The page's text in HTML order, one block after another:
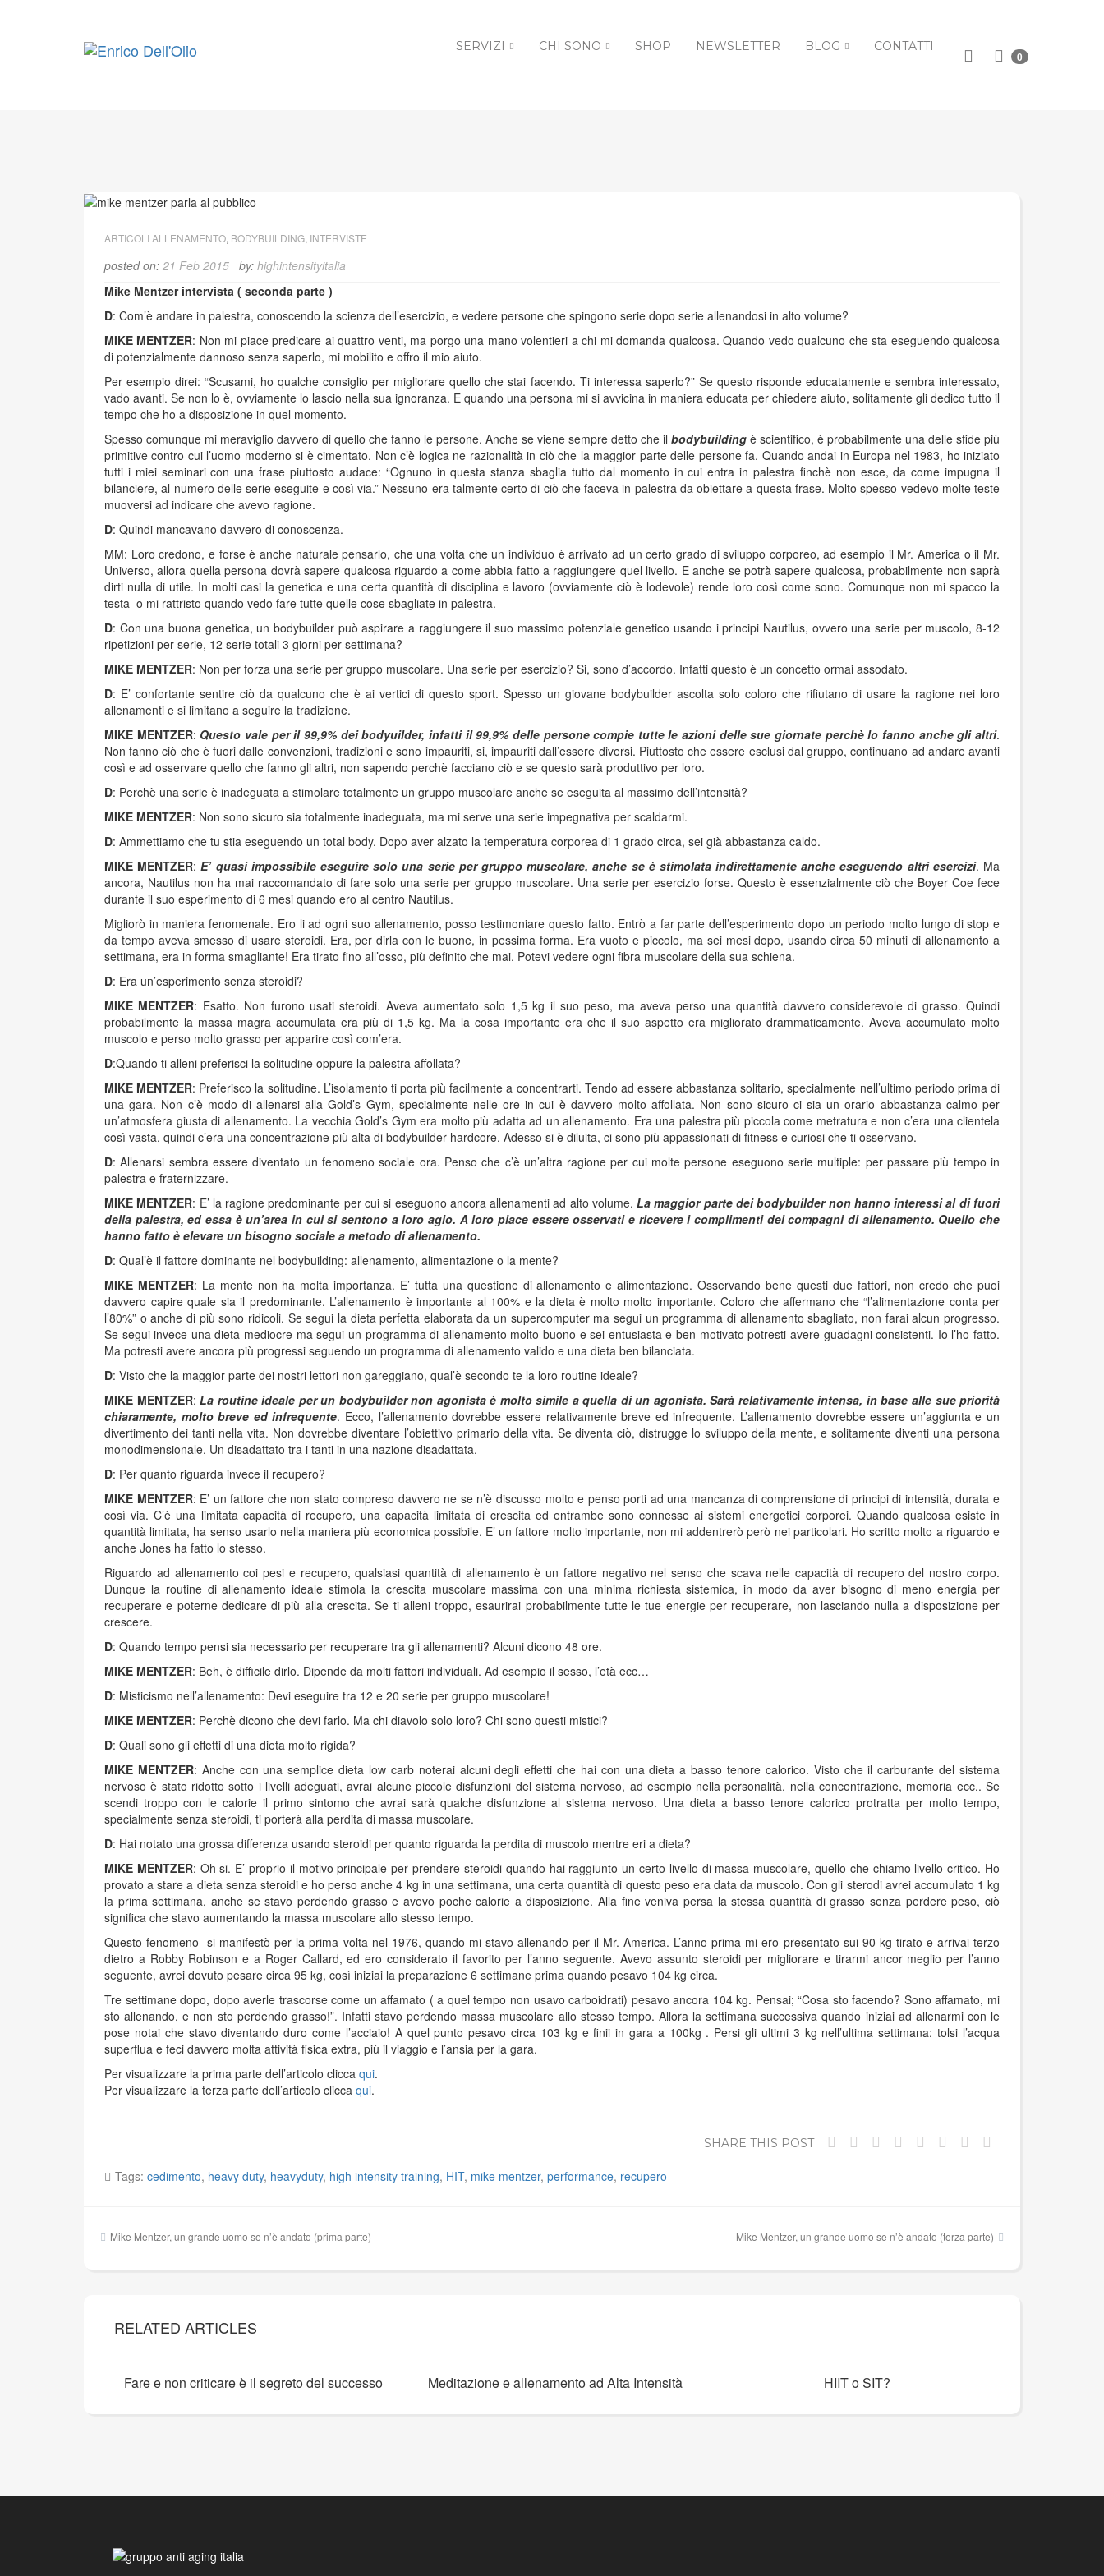
SERVIZI CHI SONO SHOP NEWSLETTER BLOG CONTATTI
0
ARTICOLI ALLENAMENTO, BODYBUILDING, INTERVISTE
posted on: 21 Feb 2015 by: highintensityitalia
Mike Mentzer intervista ( seconda parte )
D: Com’è andare in palestra, conoscendo la scienza dell’esercizio, e vedere persone che spingono serie dopo serie allenandosi in alto volume?
MIKE MENTZER: Non mi piace predicare ai quattro venti, ma porgo una mano volentieri a chi mi domanda qualcosa. Quando vedo qualcuno che sta eseguendo qualcosa
di potenzialmente dannoso senza saperlo, mi mobilito e offro il mio aiuto.
Per esempio direi: “Scusami, ho qualche consiglio per migliorare quello che stai facendo. Ti interessa saperlo?” Se questo risponde educatamente e sembra interessato,
vado avanti. Se non lo è, ovviamente lo lascio nella sua ignoranza. E quando una persona mi si avvicina in maniera educata per chiedere aiuto, solitamente gli dedico tutto il
tempo che ho a disposizione in quel momento.
Spesso comunque mi meraviglio davvero di quello che fanno le persone. Anche se viene sempre detto che il bodybuilding è scientifico, è probabilmente una delle sfide più
primitive contro cui l’uomo moderno si è cimentato. Non c’è logica ne razionalità in ciò che la maggior parte delle persone fa. Quando andai in Europa nel 1983, ho iniziato
tutti i miei seminari con una frase piuttosto audace: “Ognuno in questa stanza sbaglia tutto dal momento in cui entra in palestra finchè non esce, da come impugna il
bilanciere, al numero delle serie eseguite e così via.” Nessuno era talmente certo di ciò che faceva in palestra da obiettare a questa frase. Molto spesso vedevo molte teste
muoversi ad indicare che avevo ragione.
D: Quindi mancavano davvero di conoscenza.
MM: Loro credono, e forse è anche naturale pensarlo, che una volta che un individuo è arrivato ad un certo grado di sviluppo corporeo, ad esempio il Mr. America o il Mr.
Universo, allora quella persona dovrà sapere qualcosa riguardo a come abbia fatto a raggiungere quel livello. E anche se potrà sapere qualcosa, probabilmente non saprà
dirti nulla di utile. In molti casi la genetica e una certa quantità di disciplina e lavoro (ovviamente ciò è lodevole) rende loro così come sono. Comunque non mi spacco la
testa o mi rattristo quando vedo fare tutte quelle cose sbagliate in palestra.
D: Con una buona genetica, un bodybuilder può aspirare a raggiungere il suo massimo potenziale genetico usando i principi Nautilus, ovvero una serie per muscolo, 8-12
ripetizioni per serie, 12 serie totali 3 giorni per settimana?
MIKE MENTZER: Non per forza una serie per gruppo muscolare. Una serie per esercizio? Si, sono d’accordo. Infatti questo è un concetto ormai assodato.
D: E’ confortante sentire ciò da qualcuno che è ai vertici di questo sport. Spesso un giovane bodybuilder ascolta solo coloro che rifiutano di usare la ragione nei loro
allenamenti e si limitano a seguire la tradizione.
MIKE MENTZER: Questo vale per il 99,9% dei bodyuilder, infatti il 99,9% delle persone compie tutte le azioni delle sue giornate perchè lo fanno anche gli altri.
Non fanno ciò che è fuori dalle convenzioni, tradizioni e sono impauriti, si, impauriti dall’essere diversi. Piuttosto che essere esclusi dal gruppo, continuano ad andare avanti
così e ad osservare quello che fanno gli altri, non sapendo perchè facciano ciò e se questo sarà produttivo per loro.
D: Perchè una serie è inadeguata a stimolare totalmente un gruppo muscolare anche se eseguita al massimo dell’intensità?
MIKE MENTZER: Non sono sicuro sia totalmente inadeguata, ma mi serve una serie impegnativa per scaldarmi.
D: Ammettiamo che tu stia eseguendo un total body. Dopo aver alzato la temperatura corporea di 1 grado circa, sei già abbastanza caldo.
MIKE MENTZER:E’ quasi impossibile eseguire solo una serie per gruppo muscolare, anche se è stimolata indirettamente anche eseguendo altri esercizi. Ma
ancora, Nautilus non ha mai raccomandato di fare solo una serie per gruppo muscolare. Una serie per esercizio forse. Questo è essenzialmente ciò che Boyer Coe fece
durante il suo esperimento di 6 mesi quando ero al centro Nautilus.
Migliorò in maniera fenomenale. Ero li ad ogni suo allenamento, posso testimoniare questo fatto. Entrò a far parte dell’esperimento dopo un periodo molto lungo di stop e
da tempo aveva smesso di usare steroidi. Era, per dirla con le buone, in pessima forma. Era vuoto e piccolo, ma sei mesi dopo, usando circa 50 minuti di allenamento a
settimana, era in forma smagliante! Era tirato fino all’osso, più definito che mai. Potevi vedere ogni fibra muscolare della sua schiena.
D: Era un’esperimento senza steroidi?
MIKE MENTZER: Esatto. Non furono usati steroidi. Aveva aumentato solo 1,5 kg il suo peso, ma aveva perso una quantità davvero considerevole di grasso. Quindi
probabilmente la massa magra accumulata era più di 1,5 kg. Ma la cosa importante era che il suo aspetto era migliorato drammaticamente. Aveva accumulato molto
muscolo e perso molto grasso per apparire così com’era.
D:Quando ti alleni preferisci la solitudine oppure la palestra affollata?
MIKE MENTZER: Preferisco la solitudine. L’isolamento ti porta più facilmente a concentrarti. Tendo ad essere abbastanza solitario, specialmente nell’ultimo periodo prima di
una gara. Non c’è modo di allenarsi alla Gold’s Gym, specialmente nelle ore in cui è davvero molto affollata. Non sono sicuro ci sia un orario abbastanza calmo per
un’atmosfera giusta di allenamento. La vecchia Gold’s Gym era molto più adatta ad un allenamento. Era una palestra più piccola come metratura e non c’era una clientela
così vasta, quindi c’era una concentrazione più alta di bodybuilder hardcore. Adesso si è diluita, ci sono più appassionati di fitness e curiosi che ti osservano.
D: Allenarsi sembra essere diventato un fenomeno sociale ora. Penso che c’è un’altra ragione per cui molte persone eseguono serie multiple: per passare più tempo in
palestra e fraternizzare.
MIKE MENTZER: E’ la ragione predominante per cui si eseguono ancora allenamenti ad alto volume.La maggior parte dei bodybuilder non hanno interessi al di fuori
della palestra, ed essa è un’area in cui si sentono a loro agio. A loro piace essere osservati e ricevere i complimenti dei compagni di allenamento. Quello che
hanno fatto è elevare un bisogno sociale a metodo di allenamento.
D: Qual’è il fattore dominante nel bodybuilding: allenamento, alimentazione o la mente?
MIKE MENTZER: La mente non ha molta importanza. E’ tutta una questione di allenamento e alimentazione. Osservando bene questi due fattori, non credo che puoi
davvero capire quale sia il predominante. L’allenamento è importante al 100% e la dieta è molto molto importante. Coloro che affermano che “l’alimentazione conta per
l’80%” o anche di più sono ridicoli. Se segui la dieta perfetta elaborata da un supercomputer ma segui un programma di allenamento sbagliato, non farai alcun progresso.
Se segui invece una dieta mediocre ma segui un programma di allenamento molto buono e sei entusiasta e ben motivato potresti avere guadagni consistenti. Io l’ho fatto.
Ma potresti avere ancora più progressi seguendo un programma di allenamento valido e una dieta ben bilanciata.
D: Visto che la maggior parte dei nostri lettori non gareggiano, qual’è secondo te la loro routine ideale?
MIKE MENTZER:La routine ideale per un bodybuilder non agonista è molto simile a quella di un agonista. Sarà relativamente intensa, in base alle sue priorità
chiaramente, molto breve ed infrequente. Ecco, l’allenamento dovrebbe essere relativamente breve ed infrequente. L’allenamento dovrebbe essere un’aggiunta e un
divertimento dei tanti nella vita. Non dovrebbe diventare l’obiettivo primario della vita. Se diventa ciò, distrugge lo sviluppo della mente, e solitamente diventi una persona
monodimensionale. Un disadattato tra i tanti in una nazione disadattata.
D: Per quanto riguarda invece il recupero?
MIKE MENTZER: E’ un fattore che non stato compreso davvero ne se n’è discusso molto e penso porti ad una mancanza di comprensione di principi di intensità, durata e
così via. C’è una limitata capacità di recupero, una capacità limitata di crescita ed entrambe sono connesse ai sistemi energetici corporei. Quando qualcosa esiste in
quantità limitata, ha senso usarlo nella maniera più economica possibile. E’ un fattore molto importante, non mi addentrerò però nei particolari. Ho scritto molto a riguardo e
anche Jones ha fatto lo stesso.
Riguardo ad allenamento coi pesi e recupero, qualsiasi quantità di allenamento è un fattore negativo nel senso che scava nelle capacità di recupero del nostro corpo.
Dunque la routine di allenamento ideale stimola la crescita muscolare massima con una minima richiesta sistemica, in modo da aver bisogno di meno energia per
recuperare e poterne dedicare di più alla crescita. Se ti alleni troppo, esaurirai probabilmente tutte le tue energie per recuperare, non lasciando nulla a disposizione per
crescere.
D: Quando tempo pensi sia necessario per recuperare tra gli allenamenti? Alcuni dicono 48 ore.
MIKE MENTZER: Beh, è difficile dirlo. Dipende da molti fattori individuali. Ad esempio il sesso, l’età ecc…
D: Misticismo nell’allenamento: Devi eseguire tra 12 e 20 serie per gruppo muscolare!
MIKE MENTZER: Perchè dicono che devi farlo. Ma chi diavolo solo loro? Chi sono questi mistici?
D: Quali sono gli effetti di una dieta molto rigida?
MIKE MENTZER: Anche con una semplice dieta low carb noterai alcuni degli effetti che hai con una dieta a basso tenore calorico. Visto che il carburante del sistema
nervoso è stato ridotto sotto i livelli adeguati, avrai alcune piccole disfunzioni del sistema nervoso, ad esempio nella personalità, nella concentrazione, memoria ecc.. Se
scendi troppo con le calorie il primo sintomo che avrai sarà qualche disfunzione al sistema nervoso. Una dieta a basso tenore calorico protratta per molto tempo,
specialmente senza steroidi, ti porterà alla perdita di massa muscolare.
D: Hai notato una grossa differenza usando steroidi per quanto riguarda la perdita di muscolo mentre eri a dieta?
MIKE MENTZER: Oh si. E’ proprio il motivo principale per prendere steroidi quando hai raggiunto un certo livello di massa muscolare, quello che chiamo livello critico. Ho
provato a stare a dieta senza steroidi e ho perso anche 4 kg in una settimana, una certa quantità di questo peso era data da muscolo. Con gli sterodi avrei accumulato 1 kg
la prima settimana, anche se stavo perdendo grasso e avevo poche calorie a disposizione. Alla fine veniva persa la stessa quantità di grasso senza perdere peso, ciò
significa che stavo aumentando la massa muscolare allo stesso tempo.
Questo fenomeno si manifestò per la prima volta nel 1976, quando mi stavo allenando per il Mr. America. L’anno prima mi ero presentato sui 90 kg tirato e arrivai terzo
dietro a Robby Robinson e a Roger Callard, ed ero considerato il favorito per l’anno seguente. Avevo assunto steroidi per migliorare e tirarmi ancor meglio per l’anno
seguente, avrei dovuto pesare circa 95 kg, così iniziai la preparazione 6 settimane prima quando pesavo 104 kg circa.
Tre settimane dopo, dopo averle trascorse come un affamato ( a quel tempo non usavo carboidrati) pesavo ancora 104 kg. Pensai; “Cosa sto facendo? Sono affamato, mi
sto allenando, e non sto perdendo grasso!”. Infatti stavo perdendo massa muscolare allo stesso tempo. Allora la settimana successiva quando iniziai ad allenarmi con le
pose notai che stavo diventando duro come l’acciaio! A quel punto pesavo circa 103 kg e finii in gara a 100kg . Persi gli ultimi 3 kg nell’ultima settimana: tolsi l’acqua
superflua e feci davvero molta attività fisica extra, più il viaggio e l’ansia per la gara.
Per visualizzare la prima parte dell’articolo clicca qui.
Per visualizzare la terza parte dell’articolo clicca qui.
SHARE THIS POST
Tags: cedimento, heavy duty, heavyduty, high intensity training, HIT, mike mentzer, performance, recupero
Navigazione
Mike Mentzer, un grande uomo se n’è andato (prima parte) Mike Mentzer, un grande uomo se n’è andato (terza parte)
RELATED ARTICLES
Fare e non criticare è il segreto del successo Meditazione e allenamento ad Alta Intensità HIIT o SIT?